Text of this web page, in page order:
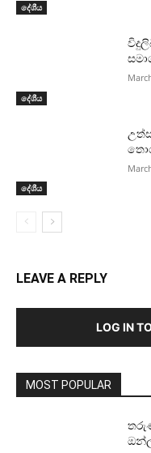
දේශීය
දේශීය
දේශීය
LEAVE A REPLY
LOG IN
MOST POPULAR